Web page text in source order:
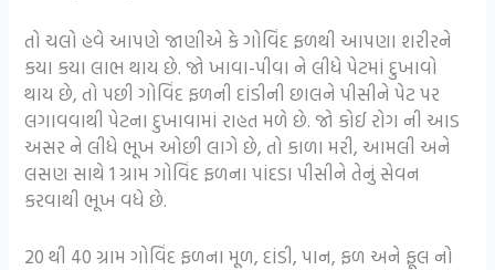
તો ચલો હવે આપણે જાણીએ કે ગોવિંદ ફળથી આપણા શરીરને
કયા કયા લાભ થાય છે. જો ખાવા-પીવા ને લીધે પેટમાં દુખાવો
થાય છે, તો પછી ગોવિંદ ફળની દાંડીની છાલને પીસીને પેટ પર
લગાવવાથી પેટના દુખાવામાં રાહત મળે છે. જો કોઈ રોગ ની આડ
અસર ને લીધે ભૂખ ઓછી લાગે છે, તો કાળા મરી, આમલી અને
લસણ સાથે 1 ગ્રામ ગોવિંદ ફળના પાંદડા પીસીને તેનું સેવન
કરવાથી ભૂખ વધે છે.
20 થી 40 ગ્રામ ગોવિંદ ફળના મૂળ, દાંડી, પાન, ફળ અને ફૂલ નો